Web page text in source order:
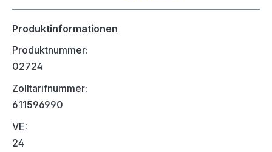
Produktinformationen
Produktnummer:
02724
Zolltarifnummer:
611596990
VE:
24